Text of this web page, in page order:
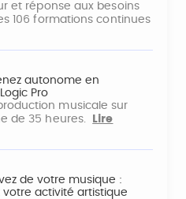
et réponse aux besoins
106 formations continues
autonome en
Pro
musicale sur
de 35 heures.
Lire
de votre musique :
activité artistique